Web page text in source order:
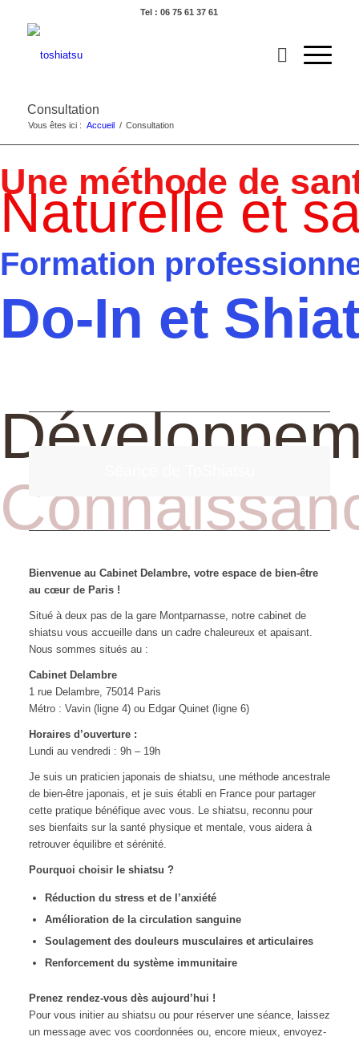
Tel : 06 75 61 37 61
Consultation
Vous êtes ici : Accueil / Consultation
Une méthode de
Naturelle et
Formation
Do-In et
Bienvenue au Cabinet Delambre, votre espace de bien-être
au cœur de Paris !
Situé à deux pas de la gare Montparnasse, notre cabinet de
shiatsu vous accueille dans un cadre chaleureux et apaisant.
Nous sommes situés au :
Cabinet Delambre
1 rue Delambre, 75014 Paris
Métro : Vavin (ligne 4) ou Edgar Quinet (ligne 6)
Horaires d’ouverture :
Lundi au vendredi : 9h – 19h
Je suis un praticien japonais de shiatsu, une méthode ancestrale
de bien-être japonais, et je suis établi en France pour partager
cette pratique bénéfique avec vous. Le shiatsu, reconnu pour
ses bienfaits sur la santé physique et mentale, vous aidera à
retrouver équilibre et sérénité.
Pourquoi choisir le shiatsu ?
Réduction du stress et de l’anxiété
Amélioration de la circulation sanguine
Soulagement des douleurs musculaires et articulaires
Renforcement du système immunitaire
Prenez rendez-vous dès aujourd’hui !
Pour vous initier au shiatsu ou pour réserver une séance, laissez
un message avec vos coordonnées ou, encore mieux, envoyez-